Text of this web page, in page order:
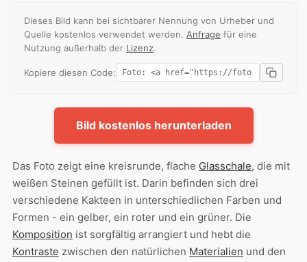
Dieses Bild kann bei sichtbarer Nennung von Urheber und
Quelle kostenlos verwendet werden. Anfrage für eine
Nutzung außerhalb der Lizenz.
Kopiere diesen Code:
Bild kostenlos herunterladen
Das Foto zeigt eine kreisrunde, flache Glasschale, die mit
weißen Steinen gefüllt ist. Darin befinden sich drei
verschiedene Kakteen in unterschiedlichen Farben und
Formen - ein gelber, ein roter und ein grüner. Die
Komposition ist sorgfältig arrangiert und hebt die
Kontraste zwischen den natürlichen Materialien und den